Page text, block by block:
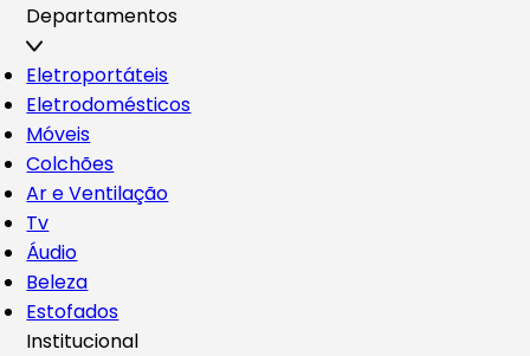
Departamentos
Eletroportáteis
Eletrodomésticos
Móveis
Colchões
Ar e Ventilação
Tv
Áudio
Beleza
Estofados
Institucional